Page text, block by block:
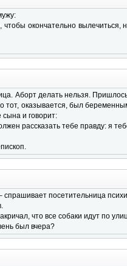
чтобы окончательно
Аборт делать нельзя.
тот, оказывается, был
и говорит:
рассказать тебе правду: я
спрашивает посетительница
что все собаки идут по
был вчера?